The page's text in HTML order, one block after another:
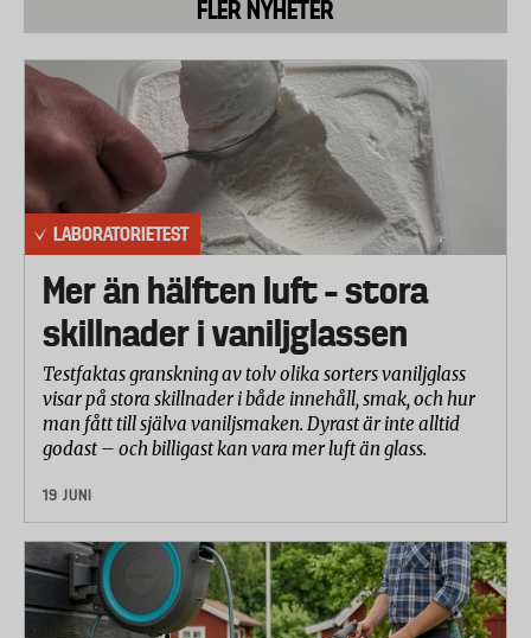
FLER NYHETER
LABORATORIETEST
Mer än hälften luft – stora
skillnader i vaniljglassen
Testfaktas granskning av tolv olika sorters vaniljglass
visar på stora skillnader i både innehåll, smak, och hur
man fått till själva vaniljsmaken. Dyrast är inte alltid
godast – och billigast kan vara mer luft än glass.
19 JUNI